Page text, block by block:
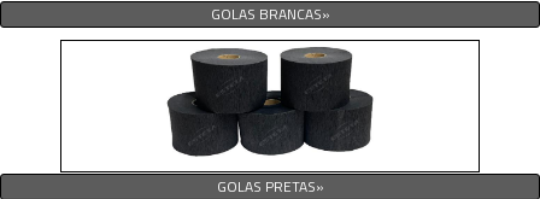
GOLAS BRANCAS»
GOLAS PRETAS»